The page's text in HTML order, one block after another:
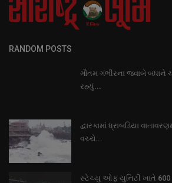
RANDOM POSTS
ગૌતમ ગંભીરના જવાબે બધાને
રહ્યું...
દ્વારકામાં ધ્રાબડિયા
વચ્ચે...
સ્ટેચ્યુ ઓફ યુનિટી ખાતે 600